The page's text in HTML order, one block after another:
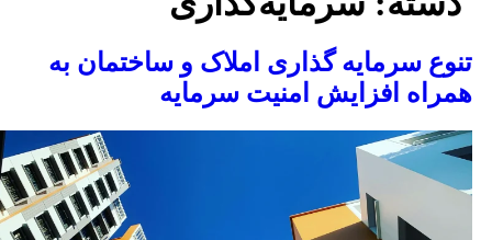
سرمایه‌ گذاری املاک و ساختمان به
افزایش امنیت سرمایه